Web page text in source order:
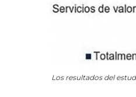
Los resultados del